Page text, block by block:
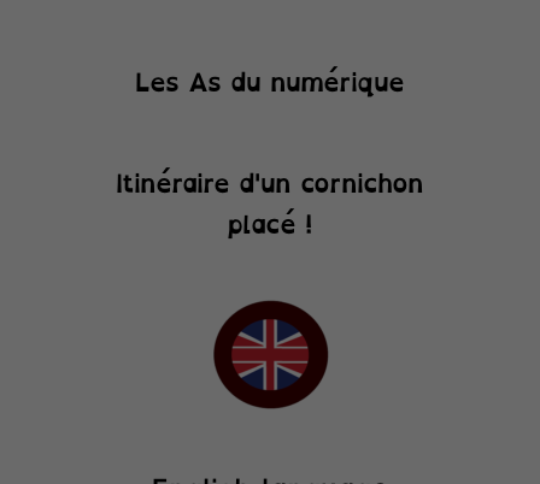
Les As du numérique
Itinéraire d'un cornichon
placé !